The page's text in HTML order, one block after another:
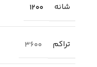
شانه 1200
تراکم 3600